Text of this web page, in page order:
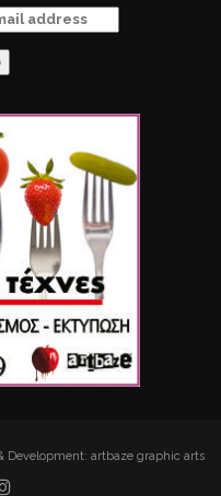
Development: artbaze graphic arts